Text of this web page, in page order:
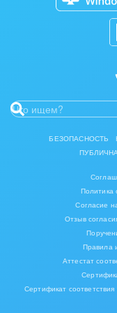
Мода, одежда,
Оборудование,
Полиграфия
Ритуальные
Рынки и торговля
Связь и
Финансы,
Химия и
Электроэнергетика
Разработчикам
БЕЗОПАСНОСТЬ
Политика
Согласие
Отзыв
Правила
Аттестат
Сертификат